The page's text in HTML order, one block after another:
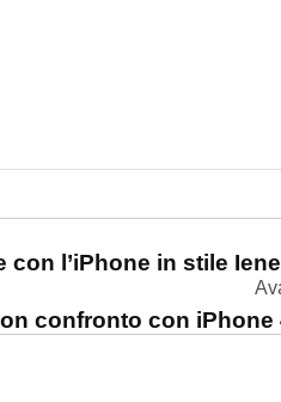
con l’iPhone in stile Iene
confronto con iPhone